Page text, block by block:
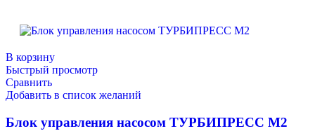
В корзину
Быстрый просмотр
Сравнить
Добавить в список желаний
Блок управления насосом ТУРБИПРЕСС М2